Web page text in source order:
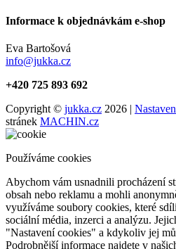
Informace k objednávkám e-shop
Eva Bartošová
info@jukka.cz
+420 725 893 692
Copyright © jukka.cz 2026 |
stránek MACHIN.cz
Používáme cookies
Abychom vám usnadnili procházení
obsah nebo reklamu a mohli
využíváme soubory cookies, které
sociální média, inzerci a analýzu.
"Nastavení cookies" a kdykoliv jej
Podrobnější informace najdete v